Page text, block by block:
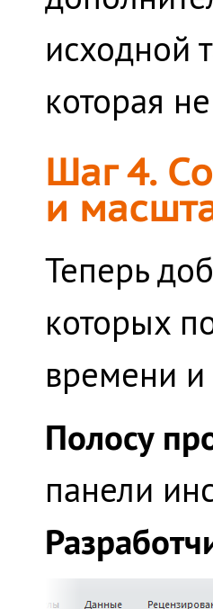
исходной
которая
Шаг 4.
и
Теперь
которых
времени и
Полосу
панели